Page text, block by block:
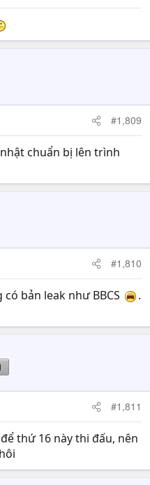
#1,809
chuẩn bị lên trình
#1,810
bản leak như BBCS
.
#1,811
thứ 16 này thi đấu, nên